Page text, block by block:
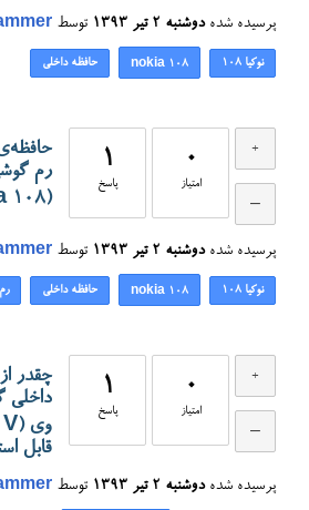
پرسیده شده دوشنبه ۲ تیر ۱۳۹۳ توسط
نوکیا 108 nokia 108 حافظه داخلی
0
امتیاز
1
پاسخ
(Nokia 108) چقدره؟
پرسیده شده دوشنبه ۲ تیر ۱۳۹۳ توسط
نوکیا 108 nokia 108 حافظه داخلی
0
امتیاز
1
پاسخ
چقدر
داخلی
قابل
پرسیده شده دوشنبه ۲ تیر ۱۳۹۳ توسط